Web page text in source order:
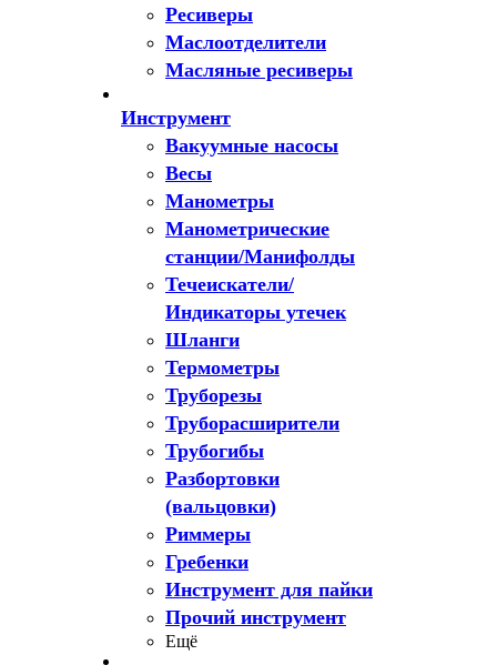
Ресиверы
Маслоотделители
Масляные ресиверы
Инструмент
Вакуумные насосы
Весы
Манометры
Манометрические
станции/Манифолды
Течеискатели/
Индикаторы утечек
Шланги
Термометры
Труборезы
Труборасширители
Трубогибы
Разбортовки
(вальцовки)
Риммеры
Гребенки
Инструмент для пайки
Прочий инструмент
Ещё